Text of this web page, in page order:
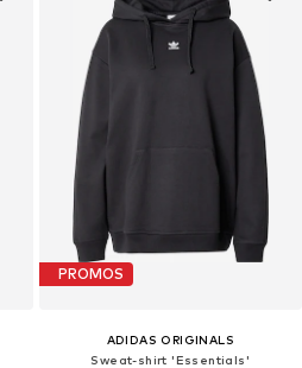
PROMOS
ADIDAS ORIGINALS
Sweat-shirt 'Essentials'